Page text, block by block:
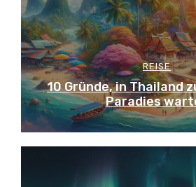
REISE
10 Gründe, in Thailand
Paradies